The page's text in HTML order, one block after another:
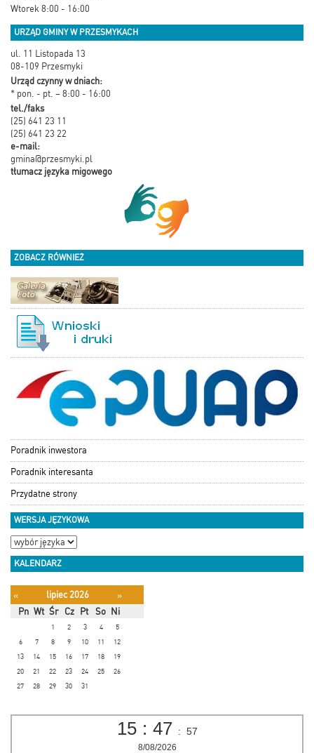
Wtorek 8:00 - 16:00
URZĄD GMINY W PRZESMYKACH
ul. 11 Listopada 13
08-109 Przesmyki
Urząd czynny w dniach:
* pon. - pt. – 8:00 - 16:00
tel./faks
(25) 641 23 11
(25) 641 23 22
e-mail:
gmina@przesmyki.pl
tłumacz języka migowego
ZOBACZ RÓWNIEŻ
Poradnik inwestora
Poradnik interesanta
Przydatne strony
WERSJA JĘZYKOWA
KALENDARZ
« lipiec 2026
»
Pn Wt Śr Cz Pt So Ni
1 2 3 4
5
6
7 8 9 10 11
12
13
14 15 16 17 18
19
20
21 22 23 24 25
26
27
28 29 30 31
15 : 47 : 57
8/08/2026